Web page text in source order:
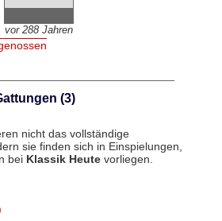
vor 288 Jahren
(3)
nicht das vollständige
sie finden sich in Einspielungen,
bei Klassik Heutevorliegen.